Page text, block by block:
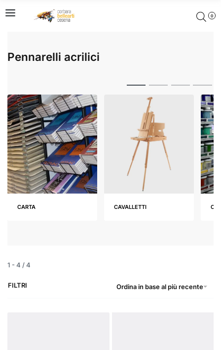
0
Pennarelli acrilici
CARTA CAVALLETTI
1 - 4 /4
Ordina in base al più recente
FILTRI